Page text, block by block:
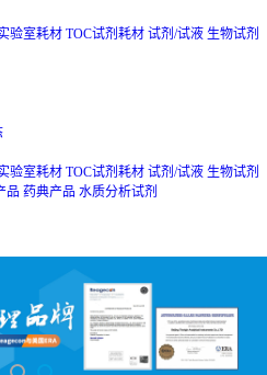
验室耗材 TOC试剂耗材 试剂/试液 生物试剂
验室耗材 TOC试剂耗材 试剂/试液 生物试剂
品 药典产品 水质分析试剂